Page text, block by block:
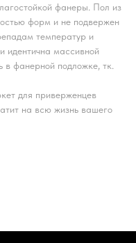
фанеры. Пол из
форм и не подвержен
температур и
идентична массивной
в фанерной подложке, тк.
для приверженцев
на всю жизнь вашего